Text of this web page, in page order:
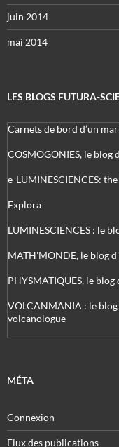
juin 2014
mai 2014
LES BLOGS FUTURA-
Carnets de bord d’un
COSMOGONIES, le
e-LUMINESCIENCES:
Explora
LUMINESCIENCES : le
MATH'MONDE, le blog
PHYSMATIQUES, le
VOLCANMANIA : le blog
volcanologue
MÉTA
Connexion
Flux des publications